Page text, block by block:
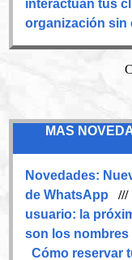
interactúan tus
organización sin
MAS
Novedades:
de WhatsApp ///
usuario: la
son los nombres
Cómo reservar